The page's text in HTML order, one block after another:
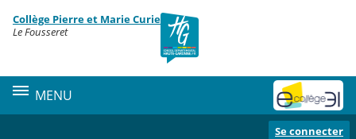
Menu de la rubrique
Contenu
Collège Pierre et Marie Curie
Le Fousseret
MENU
Se connecter